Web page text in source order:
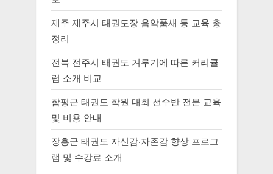
제주 제주시 태권도장 음악품새 등 교육 총
정리
전북 전주시 태권도 겨루기에 따른 커리큘
럼 소개 비교
함평군 태권도 학원 대회 선수반 전문 교육
및 비용 안내
장흥군 태권도 자신감·자존감 향상 프로그
램 및 수강료 소개